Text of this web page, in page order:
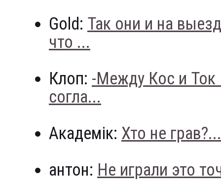
Gold: Так они и на
что ...
Клоп: -Между Кос и
согла...
Академік: Хто не грав?...
антон: Не играли это